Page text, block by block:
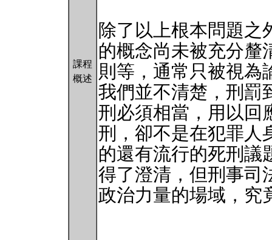
課程
概述
除了以上根本問題之
的概念尚未被充分釐
則等，通常只被視為
我們並不清楚，刑罰
刑必須相當，用以回
刑，卻不是在犯罪人
的還有流行的死刑議
得了澄清，但刑事司
政治力量的場域，究